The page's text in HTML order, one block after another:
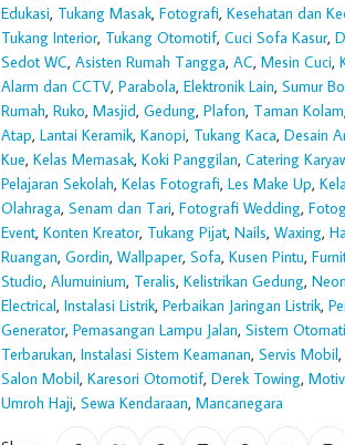
Edukasi, Tukang Masak, Fotografi, Kesehatan dan
Tukang Interior, Tukang Otomotif, Cuci Sofa Kasur,
Sedot WC, Asisten Rumah Tangga, AC, Mesin Cuci,
Alarm dan CCTV, Parabola, Elektronik Lain, Sumur
Rumah, Ruko, Masjid, Gedung, Plafon, Taman Kolam,
Atap, Lantai Keramik, Kanopi, Tukang Kaca, Desain
Kue, Kelas Memasak, Koki Panggilan, Catering
Pelajaran Sekolah, Kelas Fotografi, Les Make Up,
Olahraga, Senam dan Tari, Fotografi Wedding,
Event, Konten Kreator, Tukang Pijat, Nails, Waxing,
Ruangan, Gordin, Wallpaper, Sofa, Kusen Pintu,
Studio, Alumuinium, Teralis, Kelistrikan Gedung,
Electrical, Instalasi Listrik, Perbaikan Jaringan Listrik,
Generator, Pemasangan Lampu Jalan, Sistem
Terbarukan, Instalasi Sistem Keamanan, Servis Mobil,
Salon Mobil, Karesori Otomotif, Derek Towing,
Umroh Haji, Sewa Kendaraan, Mancanegara